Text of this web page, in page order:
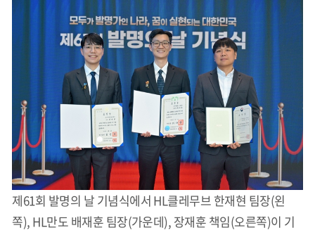
제61회 발명의 날 기념식에서 HL클레무브 한재현 팀장(왼
쪽), HL만도 배재훈 팀장(가운데), 장재훈 책임(오른쪽)이 기